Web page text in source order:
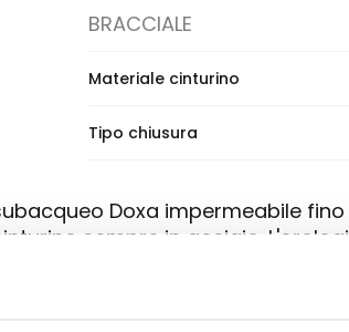
BRACCIALE
Materiale cinturino
Tipo chiusura
Doxa impermeabile
sempre in acciaio.
un quadrante di colore giallo.